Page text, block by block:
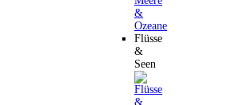
Flüsse
&
Seen